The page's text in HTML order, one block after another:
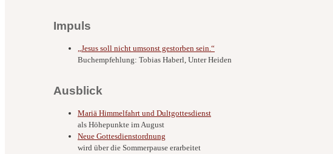
Impuls
„Jesus soll nicht umsonst gestorben sein.“
Buchempfehlung: Tobias Haberl, Unter Heiden
Ausblick
Mariä Himmelfahrt und Dultgottesdienst
als Höhepunkte im August
Neue Gottesdienstordnung
wird über die Sommerpause erarbeitet